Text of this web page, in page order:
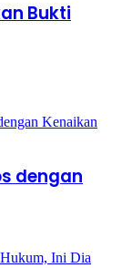
Bukti
dengan